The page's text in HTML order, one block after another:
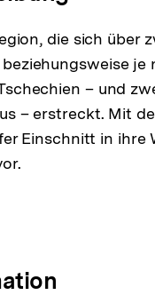
die sich über
– und
– erstreckt. Mit
Einschnitt in ihre